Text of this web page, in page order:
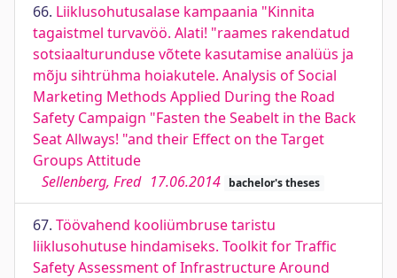
66. Liiklusohutusalase kampaania "Kinnita
tagaistmel turvavöö. Alati! "raames rakendatud
sotsiaalturunduse võtete kasutamise analüüs ja
mõju sihtrühma hoiakutele. Analysis of Social
Marketing Methods Applied During the Road
Safety Campaign "Fasten the Seabelt in the Back
Seat Allways! "and their Effect on the Target
Groups Attitude
Sellenberg, Fred 17.06.2014 bachelor's theses
67. Töövahend kooliümbruse taristu
liiklusohutuse hindamiseks. Toolkit for Traffic
Safety Assessment of Infrastructure Around